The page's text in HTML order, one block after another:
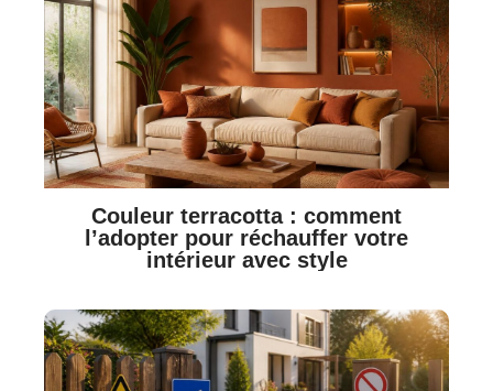
Couleur terracotta : comment
l’adopter pour réchauffer votre
intérieur avec style